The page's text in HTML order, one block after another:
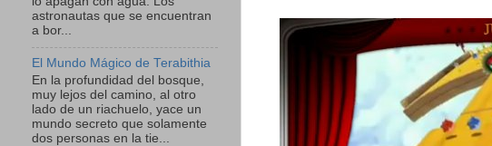
astronautas que se encuentran
a bor...
El Mundo Mágico de Terabithia
En la profundidad del bosque,
muy lejos del camino, al otro
lado de un riachuelo, yace un
mundo secreto que solamente
dos personas en la tie...